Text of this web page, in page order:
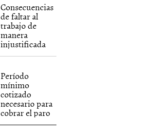
Consecuencias
de faltar al
trabajo de
manera
injustificada
Período
mínimo
cotizado
necesario para
cobrar el paro